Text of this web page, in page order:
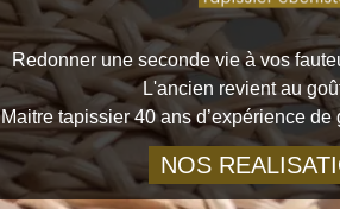
Redonner une seconde vie à vos
L'ancien revient au
Maitre tapissier 40 ans d’expérience
NOS